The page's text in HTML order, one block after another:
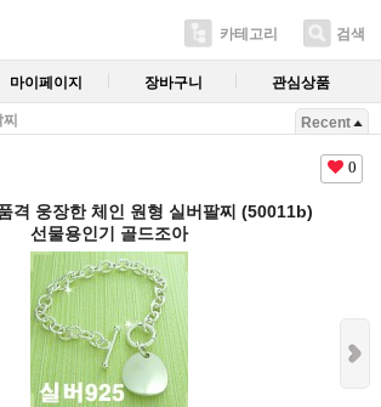
카테고리 검색
마이페이지 장바구니 관심상품
Recent
0
격 웅장한 체인 원형 실버팔찌 (50011b)
선물용인기 골드조아